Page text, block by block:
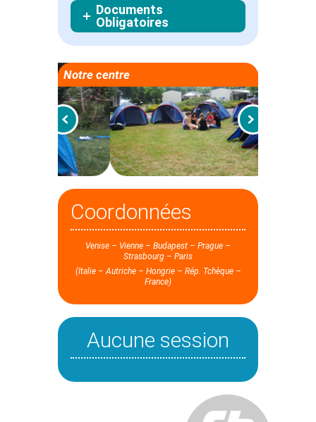
Documents
Obligatoires
Notre centre
Coordonnées
Venise – Vienne – Budapest – Prague –
Strasbourg – Paris
(Italie – Autriche – Hongrie – Rép. Tchèque –
France)
Aucune session